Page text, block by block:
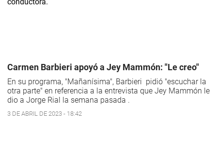
Carmen Barbieri apoyó a Jey Mammón: "Le creo"
En su programa, "Mañanísima", Barbieri pidió "escuchar la
otra parte" en referencia a la entrevista que Jey Mammón le
dio a Jorge Rial la semana pasada .
3 DE ABRIL DE 2023 - 18:42